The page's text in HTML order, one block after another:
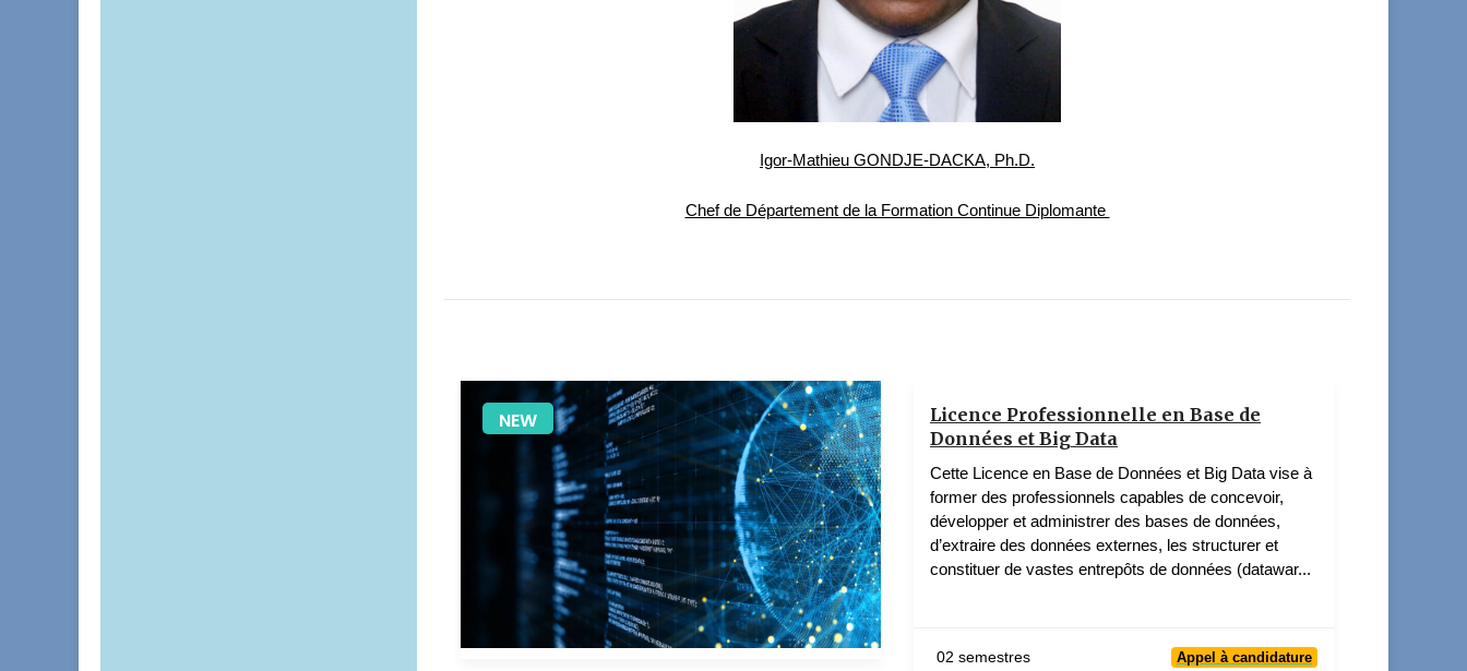
Igor-Mathieu GONDJE-DACKA, Ph.D.
Chef de Département de la Formation Continue Diplomante
NEW
Licence Professionnelle en Base de
Données et Big Data
Cette Licence en Base de Données et Big Data vise à
former des professionnels capables de concevoir,
développer et administrer des bases de données,
d’extraire des données externes, les structurer et
constituer de vastes entrepôts de données (datawar...
02 semestres Appel à candidature